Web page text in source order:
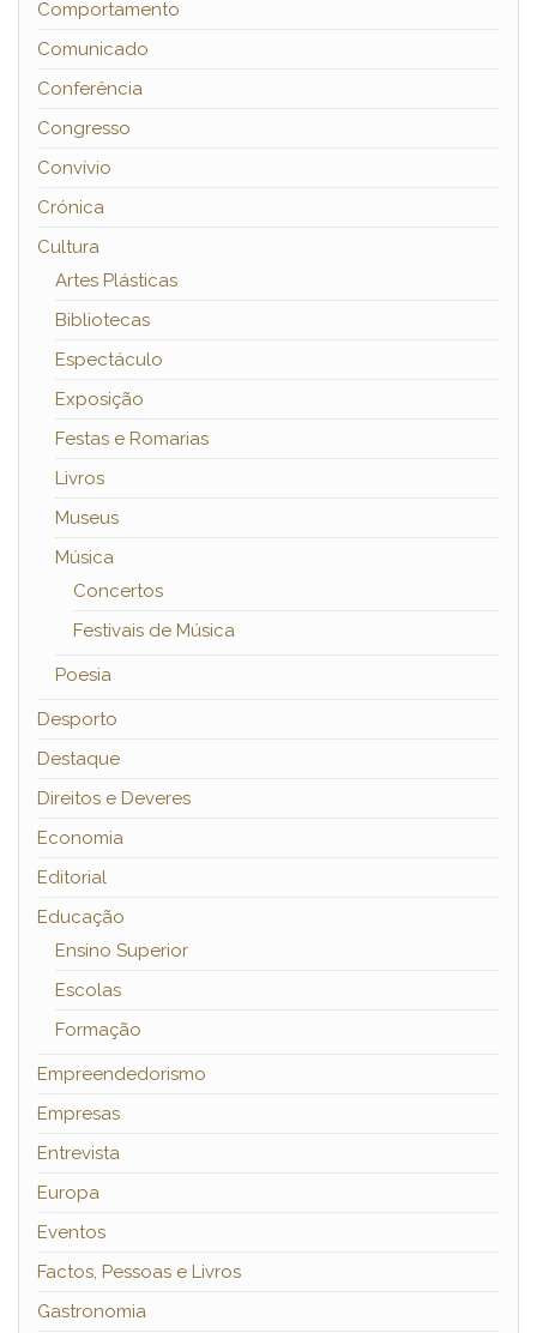
Comportamento
Comunicado
Conferência
Congresso
Convívio
Crónica
Cultura
Artes Plásticas
Bibliotecas
Espectáculo
Exposição
Festas e Romarias
Livros
Museus
Música
Concertos
Festivais de Música
Poesia
Desporto
Destaque
Direitos e Deveres
Economia
Editorial
Educação
Ensino Superior
Escolas
Formação
Empreendedorismo
Empresas
Entrevista
Europa
Eventos
Factos, Pessoas e Livros
Gastronomia